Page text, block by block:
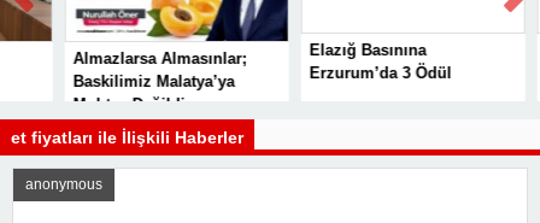
Almazlarsa Almasınlar;
Baskilimiz Malatya’ya
Muhtaç Değildir
Elazığ Basınına
Erzurum’da 3 Ödül
et fiyatları ile İlişkili Haberler
anonymous